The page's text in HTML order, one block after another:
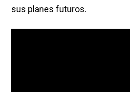
sus planes futuros.